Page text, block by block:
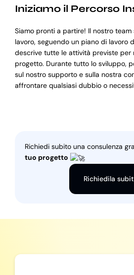
Iniziamo il Percorso
Siamo pronti a partire! Il nostro
lavoro, seguendo un piano di lavoro
descrive tutte le attività previste per
progetto. Durante tutto lo sviluppo,
sul nostro supporto e sulla nostra
affrontare qualsiasi dubbio o
Richiedi subito una consulenza
tuo progetto
Richiedila